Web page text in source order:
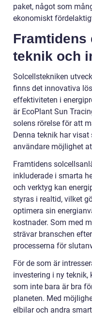
paket, något som
ekonomiskt
Framtidens
teknik och
Solcellstekniken
finns det innovativa
effektiviteten i
är EcoPlant Sun
solens rörelse för att
Denna teknik har
användare möjlighet
Framtidens
inkluderade i smarta
och verktyg kan
styras i realtid, vilket
optimera sin
kostnader. Som med
strävar branschen
processerna för
För de som är
investering i ny
som inte bara är bra
planeten. Med
elbilar och andra